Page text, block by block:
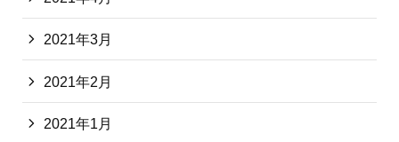
2021年3月
2021年2月
2021年1月